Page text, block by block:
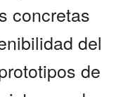
concretas
del
de